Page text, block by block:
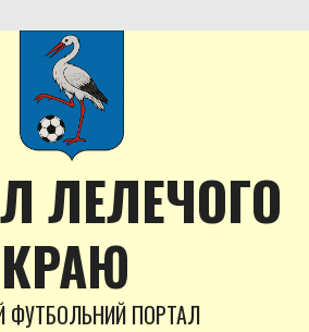
ЛЕЛЕЧОГО
КРАЮ
ФУТБОЛЬНИЙ ПОРТАЛ